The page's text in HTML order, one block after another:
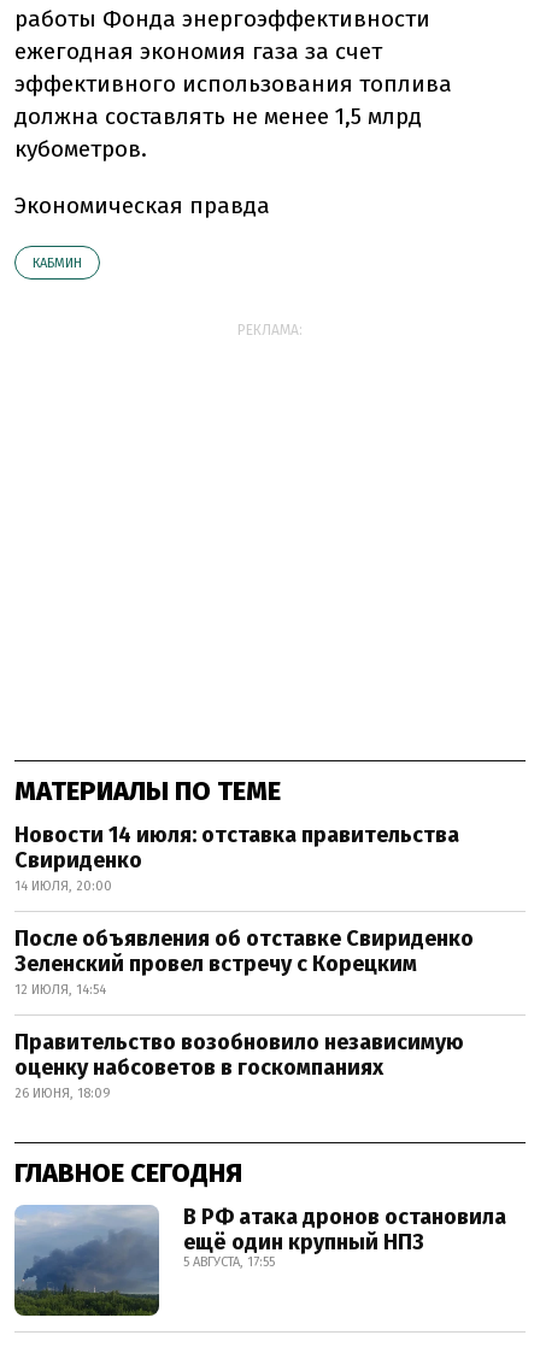
работы Фонда энергоэффективности
ежегодная экономия газа за счет
эффективного использования топлива
должна составлять не менее 1,5 млрд
кубометров.
Экономическая правда
КАБМИН
РЕКЛАМА:
МАТЕРИАЛЫ ПО ТЕМЕ
Новости 14 июля: отставка правительства
Свириденко
14 ИЮЛЯ, 20:00
После объявления об отставке Свириденко
Зеленский провел встречу с Корецким
12 ИЮЛЯ, 14:54
Правительство возобновило независимую
оценку набсоветов в госкомпаниях
26 ИЮНЯ, 18:09
ГЛАВНОЕ СЕГОДНЯ
В РФ атака дронов остановила
ещё один крупный НПЗ
5 АВГУСТА, 17:55